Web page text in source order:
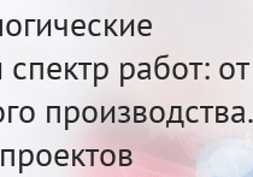
работ: от